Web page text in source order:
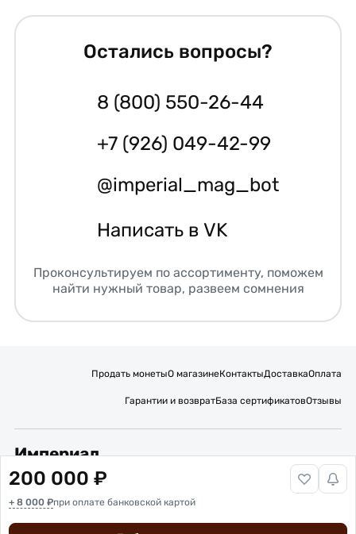
200 000 ₽
+ 8 000 ₽при оплате банковской картой
Остались вопросы?
8 (800) 550-26-44
+7 (926) 049-42-99
@imperial_mag_bot
Написать в VK
Проконсультируем по ассортименту, поможем
найти нужный товар, развеем сомнения
Продать монетыО магазинеКонтактыДоставкаОплата
Гарантии и возвратБаза сертификатовОтзывы
Империал
Подписывайтесь на нас:
Вакансии
Политика обработки персональных данных